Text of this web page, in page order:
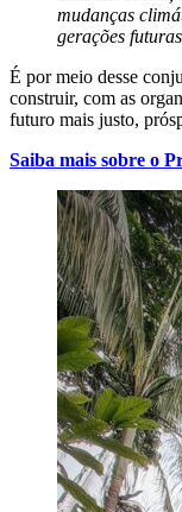
mudanças
gerações
É por meio desse
construir, com as
futuro mais justo,
Saiba mais sobre o